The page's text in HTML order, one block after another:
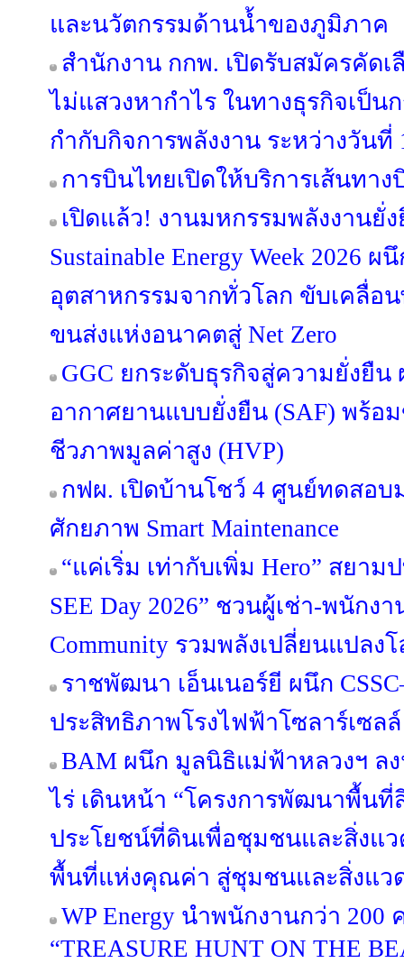
และนวัตกรรมด้านน้ำของภูมิภาค
สำนักงาน กกพ. เปิดรับสมัครคัด
ไม่แสวงหากำไร ในทางธุรกิจเป็น
กำกับกิจการพลังงาน ระหว่างวันที่
การบินไทยเปิดให้บริการเส้นทา
เปิดแล้ว! งานมหกรรมพลังงานยั่ง
Sustainable Energy Week 2026
อุตสาหกรรมจากทั่วโลก ขับเคลื่อ
ขนส่งแห่งอนาคตสู่ Net Zero
GGC ยกระดับธุรกิจสู่ความยั่งยืน
อากาศยานแบบยั่งยืน (SAF) พร้
ชีวภาพมูลค่าสูง (HVP)
กฟผ. เปิดบ้านโชว์ 4 ศูนย์ทดสอบ
ศักยภาพ Smart Maintenance
“แค่เริ่ม เท่ากับเพิ่ม Hero” สยาม
SEE Day 2026” ชวนผู้เช่า-พนักงา
Community รวมพลังเปลี่ยนแปลง
ราชพัฒนา เอ็นเนอร์ยี ผนึก
ประสิทธิภาพโรงไฟฟ้าโซลาร์เซลล์
BAM ผนึก มูลนิธิแม่ฟ้าหลวงฯ ลง
ไร่ เดินหน้า “โครงการพัฒนาพื้นที่
ประโยชน์ที่ดินเพื่อชุมชนและสิ่งแว
พื้นที่แห่งคุณค่า สู่ชุมชนและสิ่งแว
WP Energy นำพนักงานกว่า 200
“TREASURE HUNT ON THE